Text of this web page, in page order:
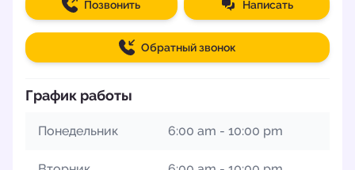
Позвонить Написать
Обратный звонок
График работы
Понедельник 6:00 am - 10:00 pm